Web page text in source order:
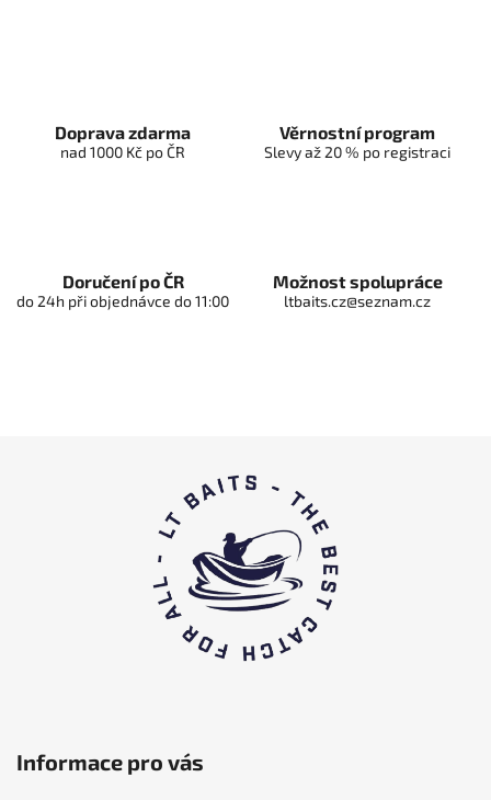
Doprava zdarma
nad 1000 Kč po ČR
Věrnostní program
Slevy až 20 % po registraci
Doručení po ČR
do 24h při objednávce do 11:00
Možnost spolupráce
ltbaits.cz@seznam.cz
Informace pro vás